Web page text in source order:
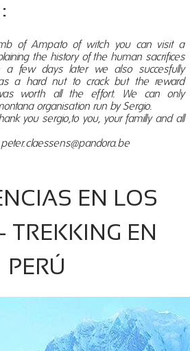
of Ampato of witch you can visit a
the history of the human sacrifices
a few days later we also succesfully
a hard nut to crack but the reward
worth all the effort. We can only
organisation run by Sergio.
you sergio,to you, your familly and all
peter.claessens@pandora.be
EN LOS
TREKKING EN
PERÚ